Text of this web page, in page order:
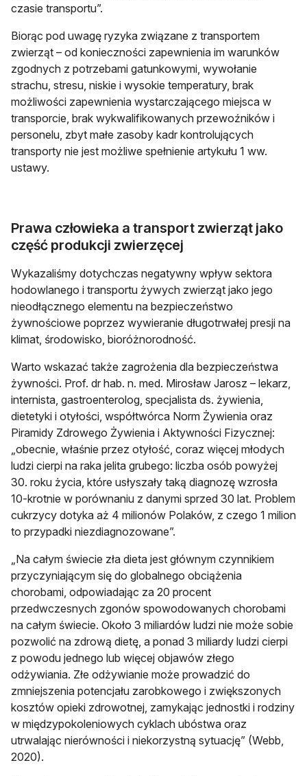
czasie transportu”.
Biorąc pod uwagę ryzyka związane z transportem
zwierząt – od konieczności zapewnienia im warunków
zgodnych z potrzebami gatunkowymi, wywołanie
strachu, stresu, niskie i wysokie temperatury, brak
możliwości zapewnienia wystarczającego miejsca w
transporcie, brak wykwalifikowanych przewoźników i
personelu, zbyt małe zasoby kadr kontrolujących
transporty nie jest możliwe spełnienie artykułu 1 ww.
ustawy.
Prawa człowieka a transport zwierząt jako
część produkcji zwierzęcej
Wykazaliśmy dotychczas negatywny wpływ sektora
hodowlanego i transportu żywych zwierząt jako jego
nieodłącznego elementu na bezpieczeństwo
żywnościowe poprzez wywieranie długotrwałej presji na
klimat, środowisko, bioróżnorodność.
Warto wskazać także zagrożenia dla bezpieczeństwa
żywności. Prof. dr hab. n. med. Mirosław Jarosz – lekarz,
internista, gastroenterolog, specjalista ds. żywienia,
dietetyki i otyłości, współtwórca Norm Żywienia oraz
Piramidy Zdrowego Żywienia i Aktywności Fizycznej:
„obecnie, właśnie przez otyłość, coraz więcej młodych
ludzi cierpi na raka jelita grubego: liczba osób powyżej
30. roku życia, które usłyszały taką diagnozę wzrosła
10-krotnie w porównaniu z danymi sprzed 30 lat. Problem
cukrzycy dotyka aż 4 milionów Polaków, z czego 1 milion
to przypadki niezdiagnozowane”.
„Na całym świecie zła dieta jest głównym czynnikiem
przyczyniającym się do globalnego obciążenia
chorobami, odpowiadając za 20 procent
przedwczesnych zgonów spowodowanych chorobami
na całym świecie. Około 3 miliardów ludzi nie może sobie
pozwolić na zdrową dietę, a ponad 3 miliardy ludzi cierpi
z powodu jednego lub więcej objawów złego
odżywiania. Złe odżywianie może prowadzić do
zmniejszenia potencjału zarobkowego i zwiększonych
kosztów opieki zdrowotnej, zamykając jednostki i rodziny
w międzypokoleniowych cyklach ubóstwa oraz
utrwalając nierówności i niekorzystną sytuację” (Webb,
2020).